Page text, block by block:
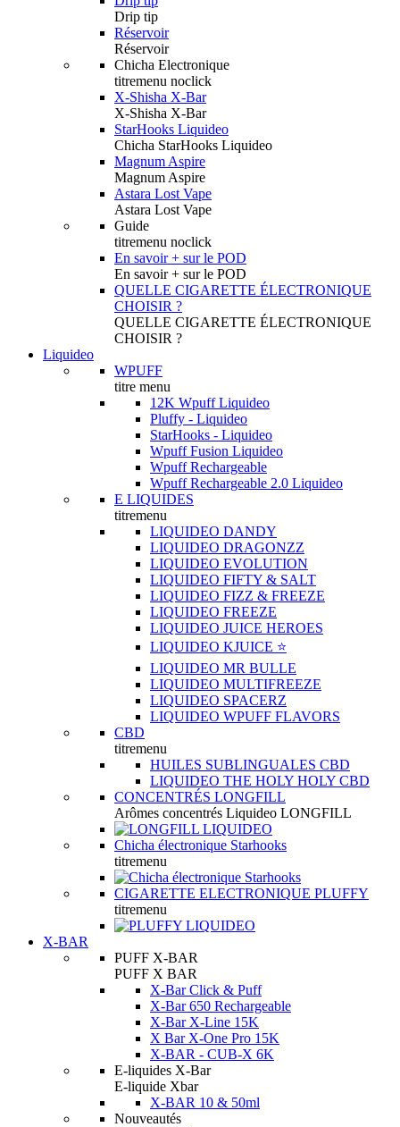
Drip tip
Réservoir
Réservoir
Chicha Electronique
titremenu noclick
X-Shisha X-Bar
X-Shisha X-Bar
StarHooks Liquideo
Chicha StarHooks Liquideo
Magnum Aspire
Magnum Aspire
Astara Lost Vape
Astara Lost Vape
Guide
titremenu noclick
En savoir + sur le POD
En savoir + sur le POD
QUELLE CIGARETTE ÉLECTRONIQUE
CHOISIR ?
QUELLE CIGARETTE ÉLECTRONIQUE
CHOISIR ?
Liquideo
WPUFF
titre menu
12K Wpuff Liquideo
Pluffy - Liquideo
StarHooks - Liquideo
Wpuff Fusion Liquideo
Wpuff Rechargeable
Wpuff Rechargeable 2.0 Liquideo
E LIQUIDES
titremenu
LIQUIDEO DANDY
LIQUIDEO DRAGONZZ
LIQUIDEO EVOLUTION
LIQUIDEO FIFTY & SALT
LIQUIDEO FIZZ & FREEZE
LIQUIDEO FREEZE
LIQUIDEO JUICE HEROES
LIQUIDEO KJUICE ⭐️
LIQUIDEO MR BULLE
LIQUIDEO MULTIFREEZE
LIQUIDEO SPACERZ
LIQUIDEO WPUFF FLAVORS
CBD
titremenu
HUILES SUBLINGUALES CBD
LIQUIDEO THE HOLY HOLY CBD
CONCENTRÉS LONGFILL
Arômes concentrés Liquideo LONGFILL
Chicha électronique Starhooks
titremenu
CIGARETTE ELECTRONIQUE PLUFFY
titremenu
X-BAR
PUFF X-BAR
PUFF X BAR
X-Bar Click & Puff
X-Bar 650 Rechargeable
X-Bar X-Line 15K
X Bar X-One Pro 15K
X-BAR - CUB-X 6K
E-liquides X-Bar
E-liquide Xbar
X-BAR 10 & 50ml
Nouveautés